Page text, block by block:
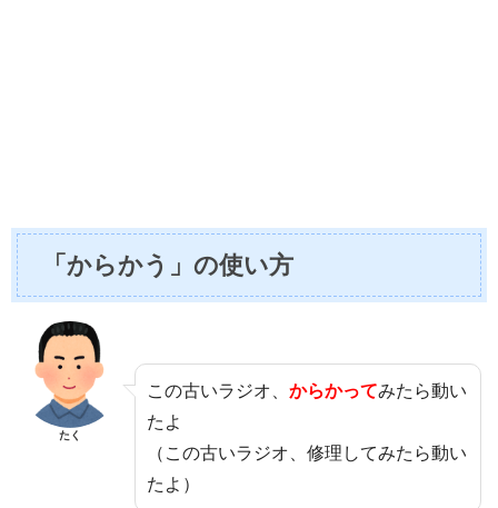
「からかう」の使い方
たく
この古いラジオ、 からかってみたら動い
たよ
（この古いラジオ、修理してみたら動い
たよ）